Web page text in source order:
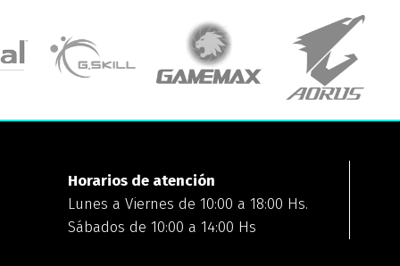
Horarios de atención
Lunes a Viernes de 10:00 a 18:00 Hs.
Sábados de 10:00 a 14:00 Hs